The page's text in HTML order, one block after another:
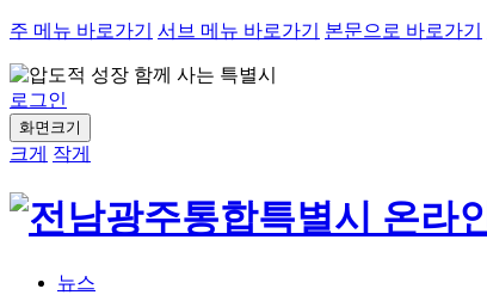
주 메뉴 바로가기 서브 메뉴 바로가기 본문으로 바로가기
로그인
화면크기
크게 작게
뉴스